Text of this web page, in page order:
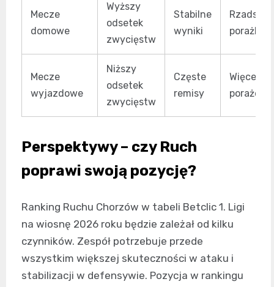
Mecze
domowe
Wyższy
odsetek
zwycięstw
Stabilne
wyniki
Rzadsze
porażki
Mecze
wyjazdowe
Niższy
odsetek
zwycięstw
Częste
remisy
Więcej
porażek
Perspektywy – czy Ruch
poprawi swoją pozycję?
Ranking Ruchu Chorzów w tabeli Betclic 1. Ligi
na wiosnę 2026 roku będzie zależał od kilku
czynników. Zespół potrzebuje przede
wszystkim większej skuteczności w ataku i
stabilizacji w defensywie. Pozycja w rankingu